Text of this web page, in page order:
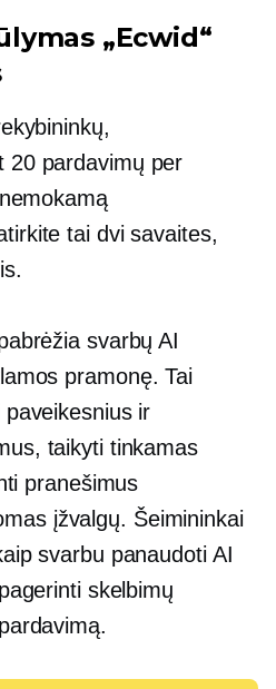
„Ecwid“
20 pardavimų per
tai dvi savaites,
svarbų AI
pramonę. Tai
paveikesnius ir
taikyti tinkamas
pranešimus
įžvalgų. Šeimininkai
svarbu panaudoti AI
skelbimų